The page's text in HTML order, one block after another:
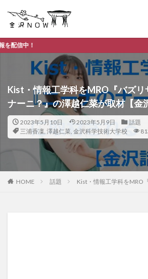
Kist・情報工学科をMRO『バズリ
ナーニ？』の澤越仁菜が取材【金
2023年5月10日 2023年5月9日
話題
三浦香凜, 澤越仁菜, 金沢科学技術大学校
HOME 話題 Kist・情報工学科をMRO